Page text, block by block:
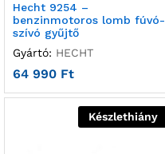
Hecht 9254 –
benzinmotoros lomb fúvó-
szívó gyűjtő
Gyártó: HECHT
64 990 Ft
Készlethiány